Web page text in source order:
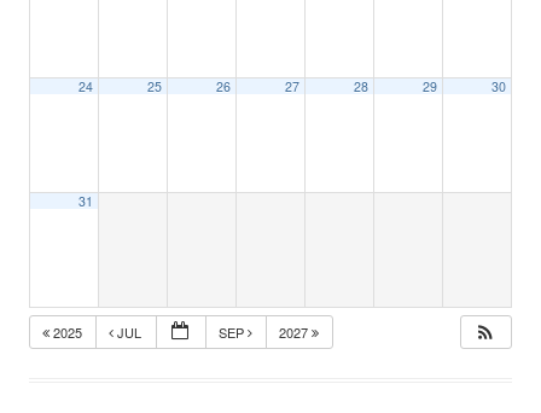
24 25 26 27 28 29 30
31
2025 JUL SEP 2027